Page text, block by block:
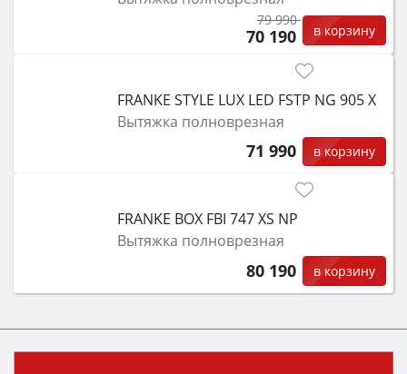
79 990
70 190 в корзину
FRANKE STYLE LUX LED FSTP NG 905 X
Вытяжка полноврезная
71 990 в корзину
FRANKE BOX FBI 747 XS NP
Вытяжка полноврезная
80 190 в корзину